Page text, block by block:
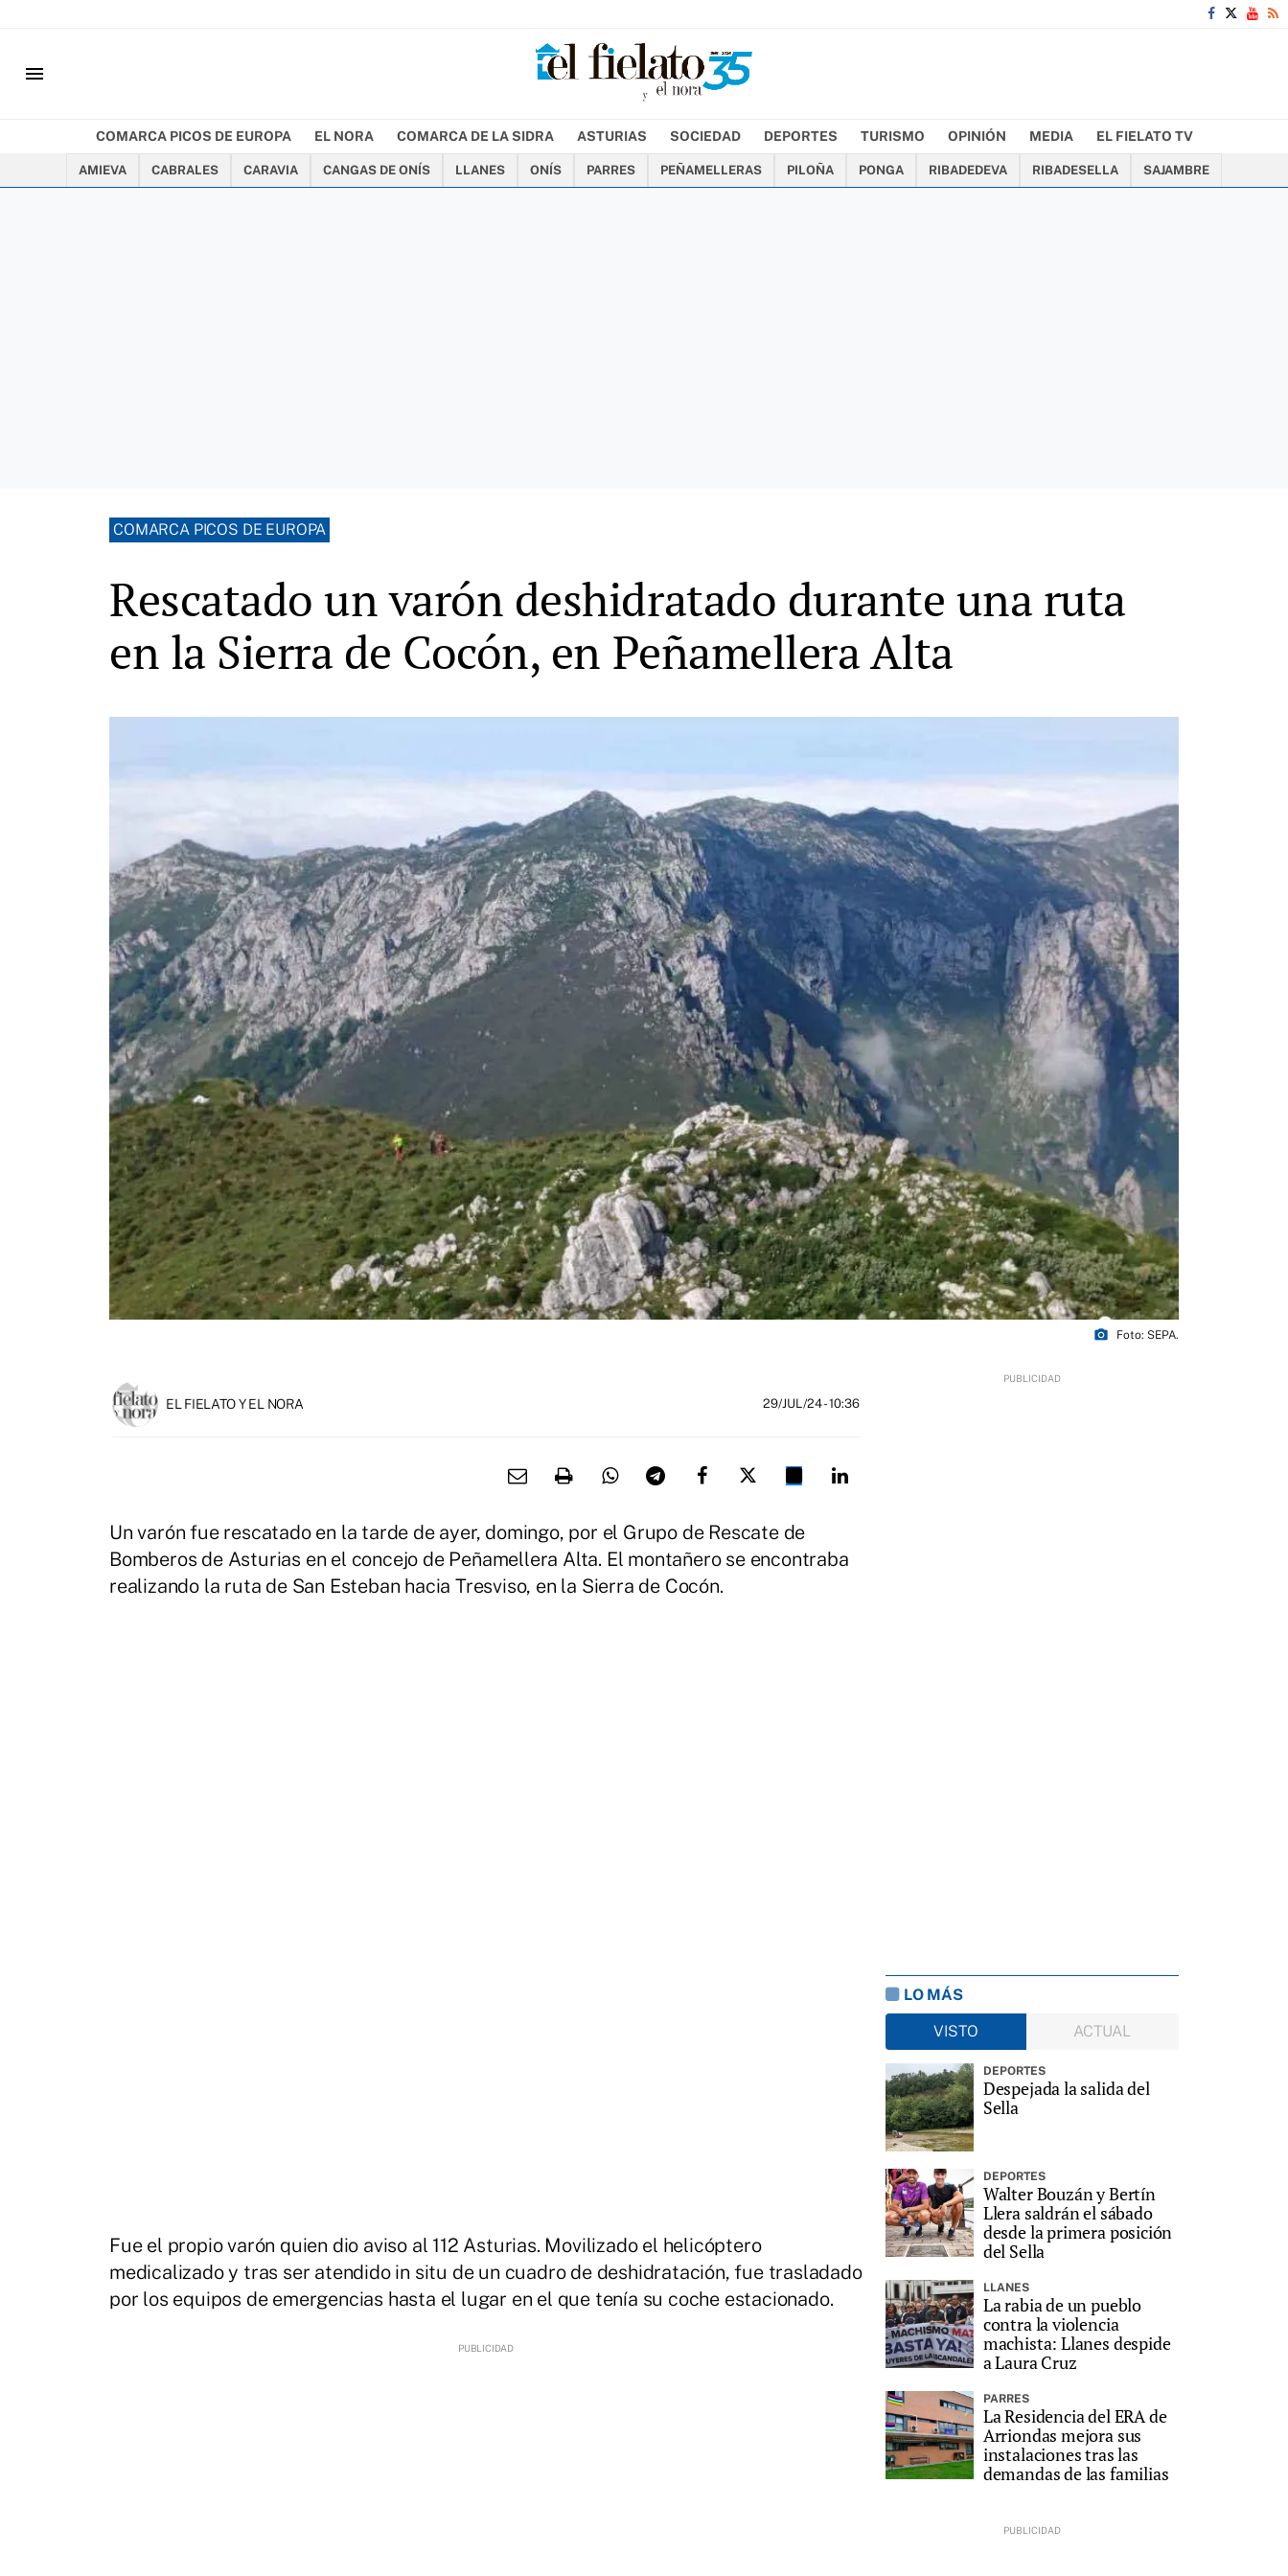
menu
COMARCA PICOS DE EUROPA EL NORA COMARCA DE LA SIDRA ASTURIAS SOCIEDAD DEPORTES TURISMO OPINIÓN MEDIA EL FIELATO TV
AMIEVA CABRALES CARAVIA CANGAS DE ONÍS LLANES ONÍS PARRES PEÑAMELLERAS PILOÑA PONGA RIBADEDEVA RIBADESELLA SAJAMBRE
COMARCA PICOS DE EUROPA
Rescatado un varón deshidratado durante una ruta
en la Sierra de Cocón, en Peñamellera Alta
photo_camera Foto: SEPA.
EL FIELATO Y EL NORA 29/JUL/24- 10:36
Un varón fue rescatado en la tarde de ayer, domingo, por el Grupo de Rescate de
Bomberos de Asturias en el concejo de Peñamellera Alta. El montañero se encontraba
realizando la ruta de San Esteban hacia Tresviso, en la Sierra de Cocón.
Fue el propio varón quien dio aviso al 112 Asturias. Movilizado el helicóptero
medicalizado y tras ser atendido in situ de un cuadro de deshidratación, fue trasladado
por los equipos de emergencias hasta el lugar en el que tenía su coche estacionado.
LO MÁS
VISTO
ACTUAL
DEPORTES
Despejada la salida del
Sella
DEPORTES
Walter Bouzán y Bertín
Llera saldrán el sábado
desde la primera posición
del Sella
LLANES
La rabia de un pueblo
contra la violencia
machista: Llanes despide
a Laura Cruz
PARRES
La Residencia del ERA de
Arriondas mejora sus
instalaciones tras las
demandas de las familias